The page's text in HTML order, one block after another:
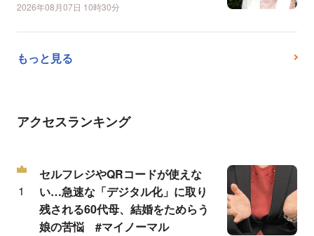
2026年08月07日 10時30分
もっと見る
アクセスランキング
セルフレジやQRコードが使えな
い…急速な「デジタル化」に取り
残される60代母、結婚をためらう
娘の苦悩 #マイノーマル